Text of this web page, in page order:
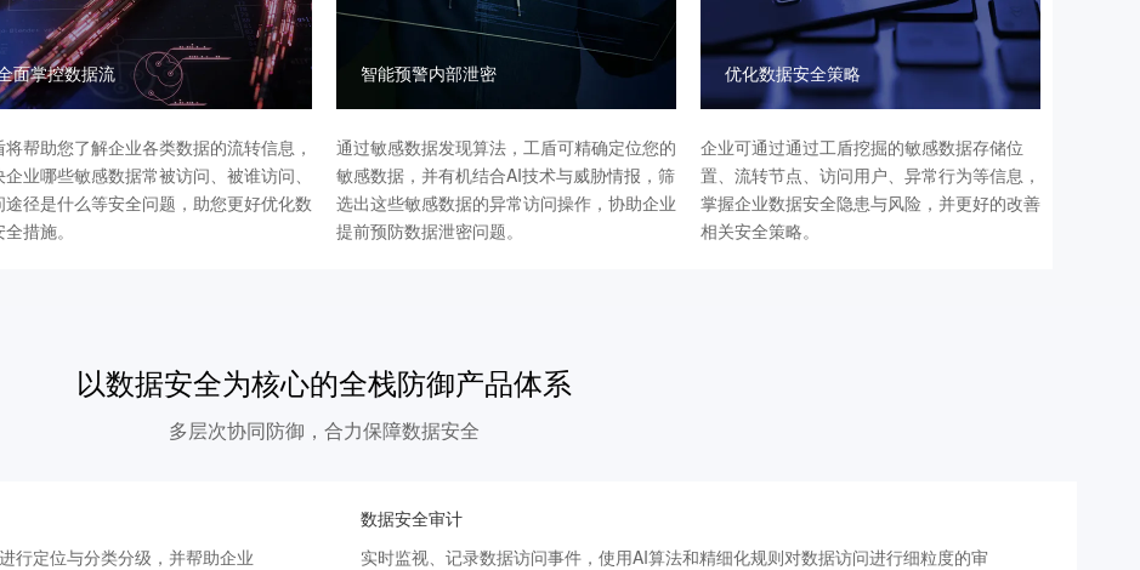
面掌控数据流
将帮助您了解企业各类数据的流转信息，
企业哪些敏感数据常被访问、被谁访问、
途径是什么等安全问题，助您更好优化数
措施。
智能预警内部泄密
通过敏感数据发现算法，工盾可精确定位您的
敏感数据，并有机结合AI技术与威胁情报，筛
选出这些敏感数据的异常访问操作，协助企业
提前预防数据泄密问题。
优化数据安全策略
企业可通过通过工盾挖掘的敏感数据存储位
置、流转节点、访问用户、异常行为等信息，
掌握企业数据安全隐患与风险，并更好的改善
相关安全策略。
以数据安全为核心的全栈防御产品体系
多层次协同防御，合力保障数据安全
行定位与分类分级，并帮助企业
数据安全审计
实时监视、记录数据访问事件，使用AI算法和精细化规则对数据访问进行细粒度的审